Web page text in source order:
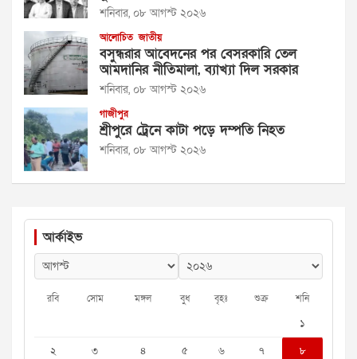
শনিবার, ০৮ আগস্ট ২০২৬
আলোচিত জাতীয়
বসুন্ধরার আবেদনের পর বেসরকারি তেল
আমদানির নীতিমালা, ব্যাখ্যা দিল সরকার
শনিবার, ০৮ আগস্ট ২০২৬
গাজীপুর
শ্রীপুরে ট্রেনে কাটা পড়ে দম্পতি নিহত
শনিবার, ০৮ আগস্ট ২০২৬
আর্কাইভ
রবি সোম মঙ্গল বুধ বৃহঃ শুক্র শনি
১
২
৩ ৪ ৫ ৬ ৭ ৮